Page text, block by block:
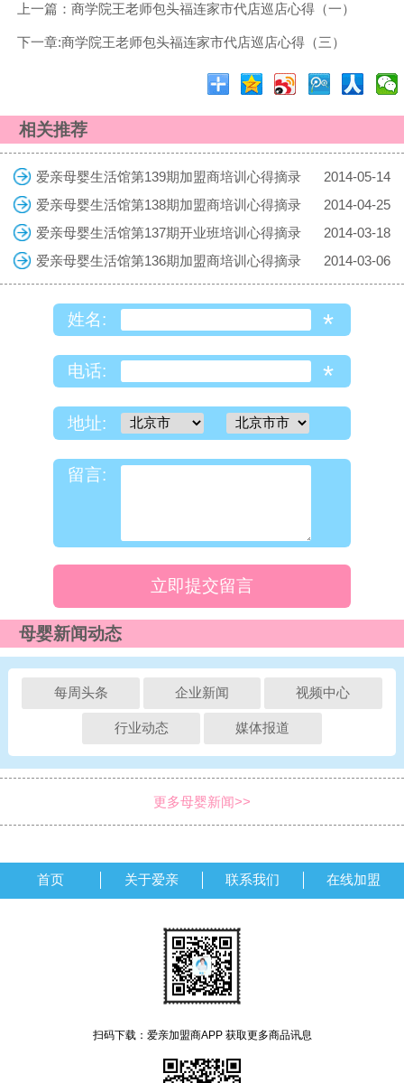
上一篇：商学院王老师包头福连家市代店巡店心得（一）
下一章:商学院王老师包头福连家市代店巡店心得（三）
相关推荐
爱亲母婴生活馆第139期加盟商培训心得摘录
2014-05-14
爱亲母婴生活馆第138期加盟商培训心得摘录
2014-04-25
爱亲母婴生活馆第137期开业班培训心得摘录
2014-03-18
爱亲母婴生活馆第136期加盟商培训心得摘录
2014-03-06
姓名: *
电话: *
地址:
留言:
立即提交留言
母婴新闻动态
每周头条 企业新闻 视频中心
行业动态 媒体报道
更多母婴新闻>>
首页 关于爱亲 联系我们 在线加盟
扫码下载：爱亲加盟商APP 获取更多商品讯息